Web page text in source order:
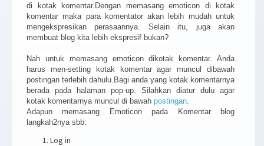
di kotak komentar.Dengan memasang emoticon di kotak
komentar maka para komentator akan lebih mudah untuk
mengekspresikan perasaannya. Selain itu, juga akan
membuat blog kita lebih ekspresif bukan?
Nah untuk memasang emoticon dikotak komentar. Anda
harus men-setting kotak komentar agar muncul dibawah
postingan terlebih dahulu.Bagi anda yang kotak komentarnya
berada pada halaman pop-up. Silahkan diatur dulu agar
kotak komentarnya muncul di bawah postingan.
Adapun memasang Emoticon pada Komentar blog
langkah2nya sbb:
Log in